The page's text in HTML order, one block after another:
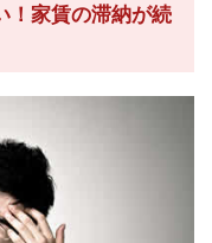
！家賃の滞納が続